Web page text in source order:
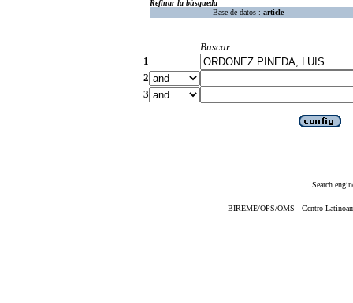
Refinar la búsqueda
Base de datos : article
Buscar
1
2
3
Search
BIREME/OPS/OMS - Centro